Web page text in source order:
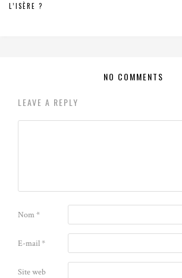
L’ISÈRE ?
NO COMMENTS
LEAVE A REPLY
Nom*
E-mail*
Site web